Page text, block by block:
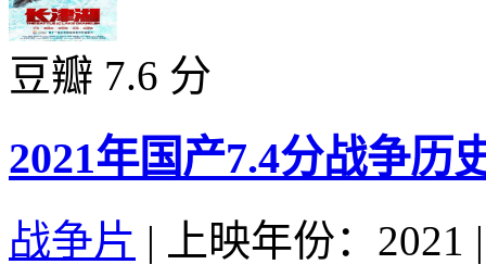
豆瓣 7.6 分
2021年国产7.4分战争历
战争片 | 上映年份：2021 |